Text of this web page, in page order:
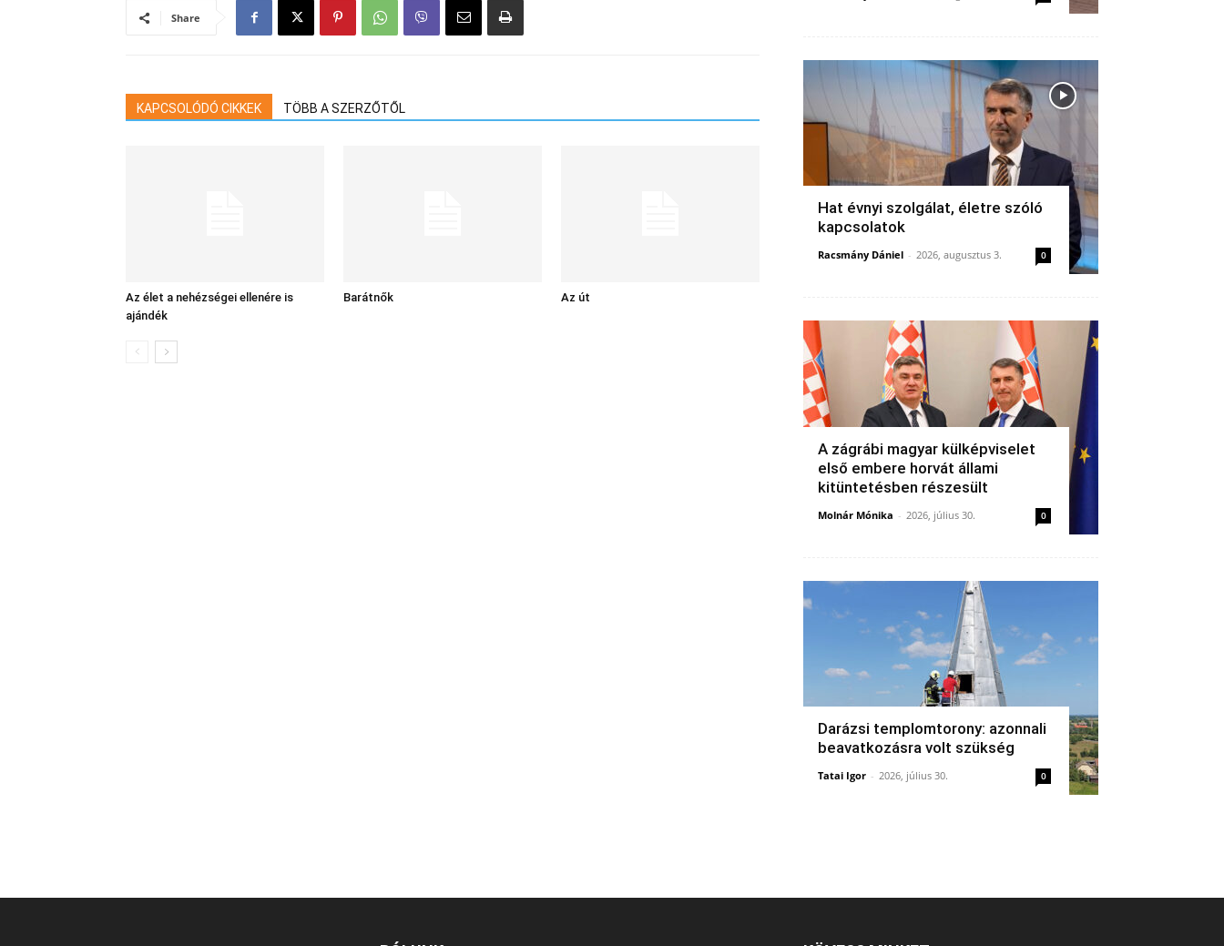
Share
KAPCSOLÓDÓ CIKKEK TÖBB A SZERZŐTŐL
Az élet a nehézségei ellenére is
ajándék
Barátnők Az út
Hat évnyi szolgálat, életre szóló
kapcsolatok
Racsmány Dániel - 2026, augusztus 3. 0
A zágrábi magyar külképviselet
első embere horvát állami
kitüntetésben részesült
Molnár Mónika - 2026, július 30. 0
Darázsi templomtorony: azonnali
beavatkozásra volt szükség
Tatai Igor - 2026, július 30. 0